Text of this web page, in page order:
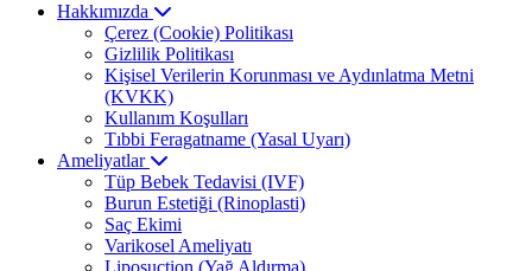
Hakkımızda
Çerez (Cookie) Politikası
Gizlilik Politikası
Kişisel Verilerin Korunması ve Aydınlatma Metni
(KVKK)
Kullanım Koşulları
Tıbbi Feragatname (Yasal Uyarı)
Ameliyatlar
Tüp Bebek Tedavisi (IVF)
Burun Estetiği (Rinoplasti)
Saç Ekimi
Varikosel Ameliyatı
Liposuction (Yağ Aldırma)